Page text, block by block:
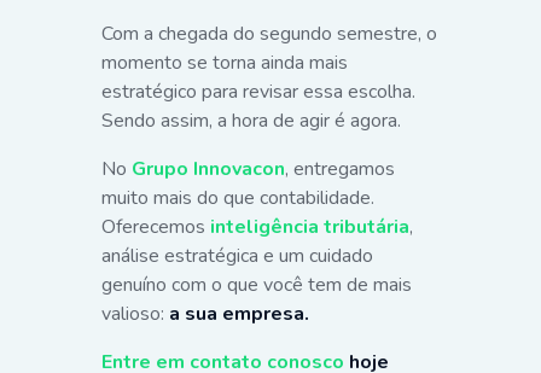
Com a chegada do segundo semestre, o
momento se torna ainda mais
estratégico para revisar essa escolha.
Sendo assim, a hora de agir é agora.
No Grupo Innovacon, entregamos
muito mais do que contabilidade.
Oferecemos inteligência tributária,
análise estratégica e um cuidado
genuíno com o que você tem de mais
valioso: a sua empresa.
Entre em contato conosco hoje